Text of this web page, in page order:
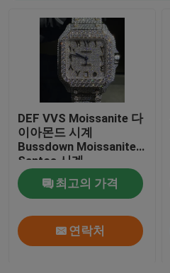
DEF VVS Moissanite 다
이아몬드 시계
Bussdown Moissanite
Santos 시계
최고의 가격
연락처